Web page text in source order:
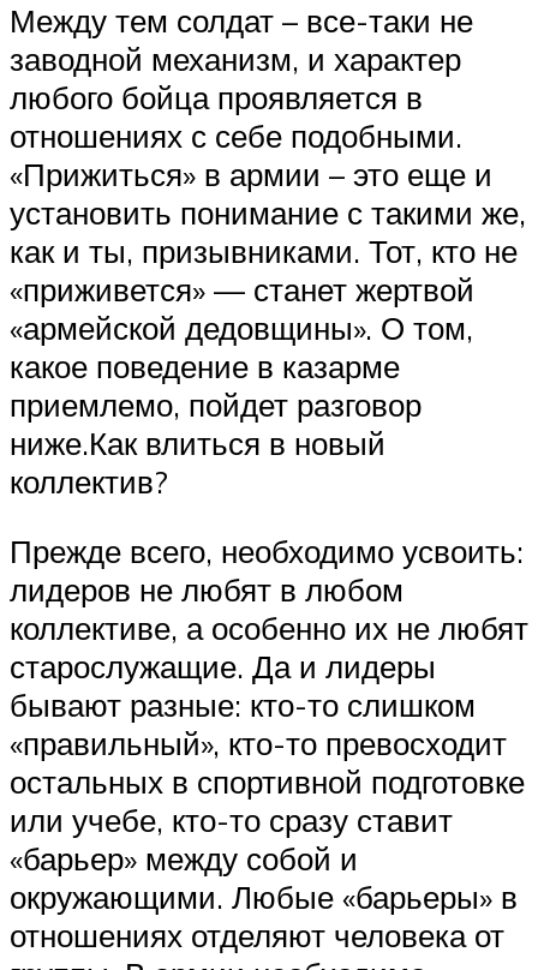
Между тем солдат – все-таки не
заводной механизм, и характер
любого бойца проявляется в
отношениях с себе подобными.
«Прижиться» в армии – это еще и
установить понимание с такими же,
как и ты, призывниками. Тот, кто не
«приживется» — станет жертвой
«армейской дедовщины». О том,
какое поведение в казарме
приемлемо, пойдет разговор
ниже.Как влиться в новый
коллектив?
Прежде всего, необходимо усвоить:
лидеров не любят в любом
коллективе, а особенно их не любят
старослужащие. Да и лидеры
бывают разные: кто-то слишком
«правильный», кто-то превосходит
остальных в спортивной подготовке
или учебе, кто-то сразу ставит
«барьер» между собой и
окружающими. Любые «барьеры» в
отношениях отделяют человека от